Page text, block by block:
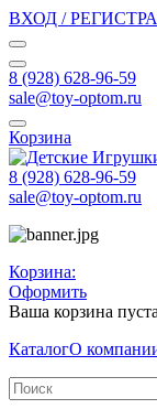
ВХОД /
8 (928) 628-96-59
sale@toy-optom.ru
Корзина
8 (928) 628-96-59
sale@toy-optom.ru
Корзина:
Оформить
Ваша корзина пуста
КаталогО